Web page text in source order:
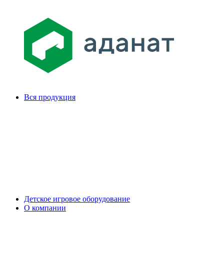
Вся продукция
Детское игровое оборудование
О компании